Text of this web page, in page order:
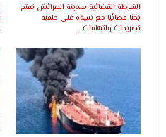
الشرطة القضائية بمدينة العرائش تفتح
بحثا قضائيا مع سيدة على خلفية
تصريحات واتهامات…